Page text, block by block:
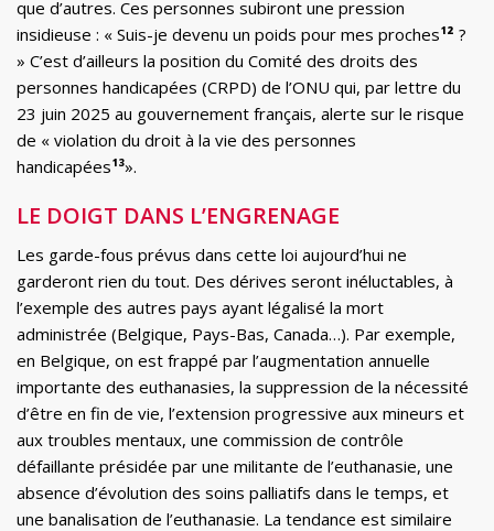
que d’autres. Ces personnes subiront une pression
insidieuse : « Suis-je devenu un poids pour mes proches¹² ?
» C’est d’ailleurs la position du Comité des droits des
personnes handicapées (CRPD) de l’ONU qui, par lettre du
23 juin 2025 au gouvernement français, alerte sur le risque
de « violation du droit à la vie des personnes
handicapées¹³».
LE DOIGT DANS L’ENGRENAGE
Les garde-fous prévus dans cette loi aujourd’hui ne
garderont rien du tout. Des dérives seront inéluctables, à
l’exemple des autres pays ayant légalisé la mort
administrée (Belgique, Pays-Bas, Canada…). Par exemple,
en Belgique, on est frappé par l’augmentation annuelle
importante des euthanasies, la suppression de la nécessité
d’être en fin de vie, l’extension progressive aux mineurs et
aux troubles mentaux, une commission de contrôle
défaillante présidée par une militante de l’euthanasie, une
absence d’évolution des soins palliatifs dans le temps, et
une banalisation de l’euthanasie. La tendance est similaire